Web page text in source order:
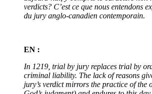
verdicts? C’est ce que nous entendons
du jury anglo-canadien contemporain.
EN :
In 1219, trial by jury replaces trial by
criminal liability. The lack of reasons
jury’s verdict mirrors the practice of the